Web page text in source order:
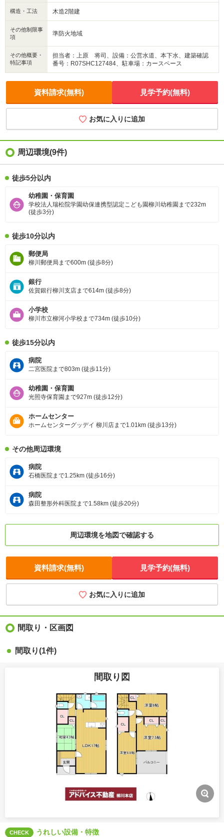
構造・工法 木造2階建
その他制限事
項
準防火地域
その他概要・
特記事項
担当者：上原 将司、設備：公営水道、本下水、建築確認
番号：R07SHC127484、駐車場：カースペース
資料請求(無料) 見学予約(無料)
お気に入りに追加
周辺環境(9件)
徒歩5分以内
幼稚園・保育園
学校法人瑞松院学園幼保連携型認定こども園柳川幼稚園まで232m
(徒歩3分)
徒歩10分以内
郵便局
柳川郵便局まで600m (徒歩8分)
銀行
佐賀銀行柳川支店まで614m (徒歩8分)
小学校
柳川市立柳河小学校まで734m (徒歩10分)
徒歩15分以内
病院
二宮医院まで803m (徒歩11分)
幼稚園・保育園
光照寺保育園まで927m (徒歩12分)
ホームセンター
ホームセンターグッデイ 柳川店まで1.01km (徒歩13分)
その他周辺環境
病院
石橋医院まで1.25km (徒歩16分)
病院
森田整形外科医院まで1.58km (徒歩20分)
周辺環境を地図で確認する
資料請求(無料) 見学予約(無料)
お気に入りに追加
間取り・区画図
間取り(1件)
間取り図
CHECK うれしい設備・特徴